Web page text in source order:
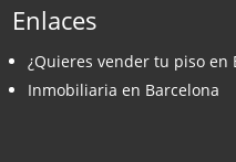
Enlaces
¿Quieres vender tu piso en
Inmobiliaria en Barcelona